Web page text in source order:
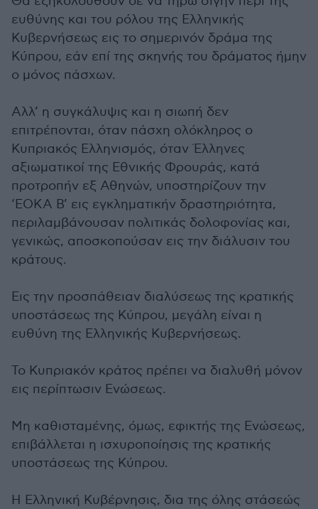
ευθύνης και του ρόλου της Ελληνικής
Κυβερνήσεως εις το σημερινόν δράμα της
Κύπρου, εάν επί της σκηνής του δράματος ήμην
ο μόνος πάσχων.
Αλλ’ η συγκάλυψις και η σιωπή δεν
επιτρέπονται, όταν πάσχη ολόκληρος ο
Κυπριακός Ελληνισμός, όταν Έλληνες
αξιωματικοί της Εθνικής Φρουράς, κατά
προτροπήν εξ Αθηνών, υποστηρίζουν την
‘ΕΟΚΑ Β’ εις εγκληματικήν δραστηριότητα,
περιλαμβάνουσαν πολιτικάς δολοφονίας και,
γενικώς, αποσκοπούσαν εις την διάλυσιν του
κράτους.
Εις την προσπάθειαν διαλύσεως της κρατικής
υποστάσεως της Κύπρου, μεγάλη είναι η
ευθύνη της Ελληνικής Κυβερνήσεως.
Το Κυπριακόν κράτος πρέπει να διαλυθή μόνον
εις περίπτωσιν Ενώσεως.
Μη καθισταμένης, όμως, εφικτής της Ενώσεως,
επιβάλλεται η ισχυροποίησις της κρατικής
υποστάσεως της Κύπρου.
Η Ελληνική Κυβέρνησις, δια της όλης στάσεώς